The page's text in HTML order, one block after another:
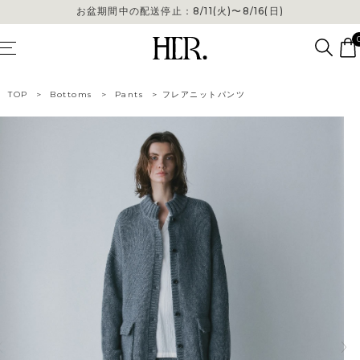
お盆期間中の配送停止：8/11(火)〜8/16(日)
TOP > Bottoms > Pants > フレアニットパンツ